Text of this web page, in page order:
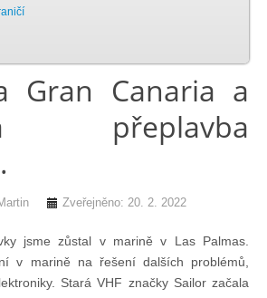
Gran Canaria a
přeplavba
Zveřejněno: 20. 2. 2022
jsme zůstal v marině v Las Palmas.
v marině na řešení dalších problémů,
Stará VHF značky Sailor začala